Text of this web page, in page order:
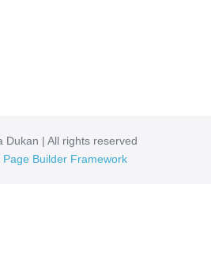
Dukan | All rights reserved
Page Builder Framework